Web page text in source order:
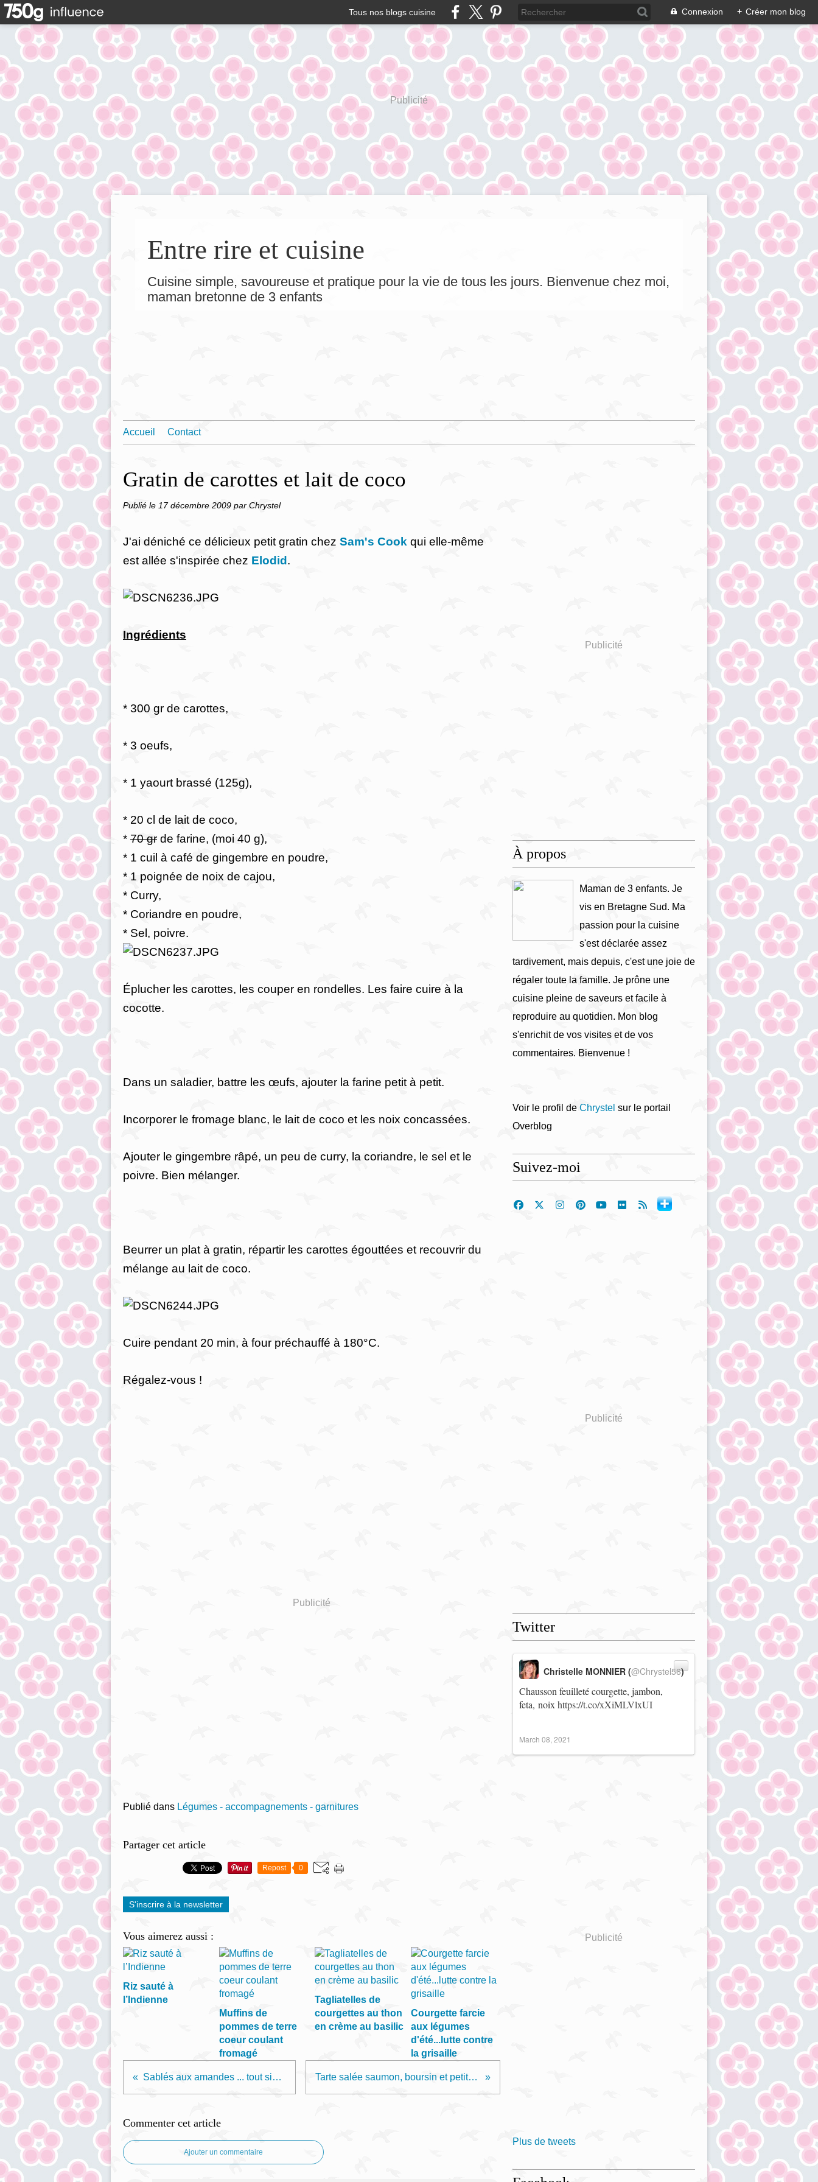
Tous nos blogs cuisine Connexion + Créer mon blog
Publicité
Entre rire et cuisine
Cuisine simple, savoureuse et pratique pour la vie de tous les jours. Bienvenue chez moi,
maman bretonne de 3 enfants
Accueil Contact
Gratin de carottes et lait de coco
Publié le 17 décembre 2009 par Chrystel
J'ai déniché ce délicieux petit gratin chez Sam's Cook qui elle-même
est allée s'inspirée chez Elodid .
Ingrédients
* 300 gr de carottes,
* 3 oeufs,
* 1 yaourt brassé (125g),
* 20 cl de lait de coco,
* 70 gr de farine, (moi 40 g),
* 1 cuil à café de gingembre en poudre,
* 1 poignée de noix de cajou,
* Curry,
* Coriandre en poudre,
* Sel, poivre.
Éplucher les carottes, les couper en rondelles. Les faire cuire à la
cocotte.
Dans un saladier, battre les œufs, ajouter la farine petit à petit.
Incorporer le fromage blanc, le lait de coco et les noix concassées.
Ajouter le gingembre râpé, un peu de curry, la coriandre, le sel et le
poivre. Bien mélanger.
Beurrer un plat à gratin, répartir les carottes égouttées et recouvrir du
mélange au lait de coco.
Cuire pendant 20 min, à four préchauffé à 180°C.
Régalez-vous !
Publicité
Publié dans Légumes - accompagnements - garnitures
Partager cet article
Repost 0
S'inscrire à la newsletter
Vous aimerez aussi :
Riz sauté à
l’Indienne
Muffins de
pommes de terre
coeur coulant
fromagé
Tagliatelles de
courgettes au thon
en crème au basilic
Courgette farcie
aux légumes
d'été...lutte contre
la grisaille
Sablés aux amandes ... tout simplement Tarte salée saumon, boursin et petits légumes
Commenter cet article
Ajouter un commentaire
Publicité
À propos
Maman de 3 enfants. Je
vis en Bretagne Sud. Ma
passion pour la cuisine
s'est déclarée assez
tardivement, mais depuis, c'est une joie de
régaler toute la famille. Je prône une
cuisine pleine de saveurs et facile à
reproduire au quotidien. Mon blog
s'enrichit de vos visites et de vos
commentaires. Bienvenue !
Voir le profil de Chrystel sur le portail
Overblog
Suivez-moi
Publicité
Twitter
Chausson feuilleté courgette, jambon,
feta, noix https://t.co/xXiMLVlxUI
Christelle MONNIER (@Chrystel56)
March 08, 2021
Publicité
Plus de tweets